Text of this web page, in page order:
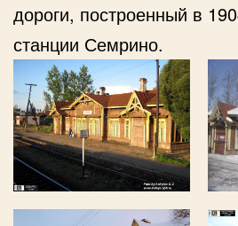
дороги, построенный в
станции Семрино.